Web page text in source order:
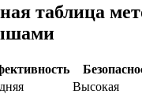
таблица
Высокая